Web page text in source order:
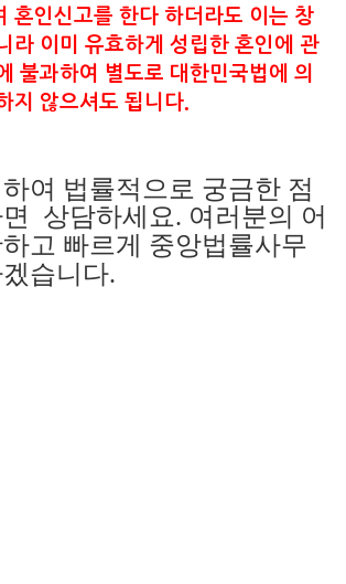
혼인신고를 한다 하더라도 이는 창
라 이미 유효하게 성립한 혼인에 관
불과하여 별도로 대한민국법에 의
지 않으셔도 됩니다.
여 법률적으로 궁금한 점
상담하세요. 여러분의 어
고 빠르게 중앙법률사무
습니다.